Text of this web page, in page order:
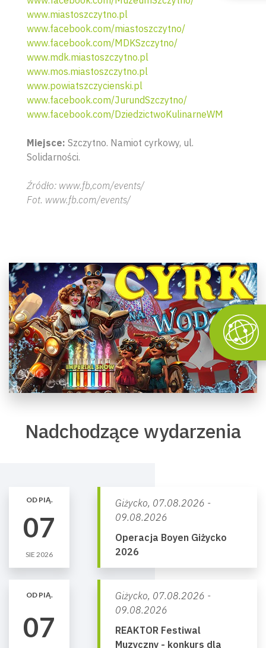
www.miastoszczytno.pl
www.facebook.com/miastoszczytno/
www.facebook.com/MDKSzczytno/
www.mdk.miastoszczytno.pl
www.mos.miastoszczytno.pl
www.powiatszczycienski.pl
www.facebook.com/JurundSzczytno/
www.facebook.com/DziedzictwoKulinarneWM
Miejsce: Szczytno. Namiot cyrkowy, ul.
Solidarności.
Źródło: www.fb,com/events/
Fot. www.fb.com/events/
Nadchodzące wydarzenia
OD PIĄ.
07
SIE 2026
Giżycko, 07.08.2026 -
09.08.2026
Operacja Boyen Giżycko
2026
OD PIĄ.
07
Giżycko, 07.08.2026 -
09.08.2026
REAKTOR Festiwal
Muzyczny - konkurs dla